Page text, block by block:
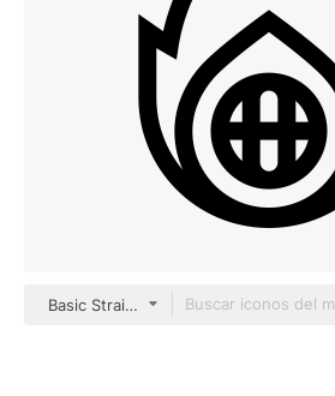
Basic Straight Lineal